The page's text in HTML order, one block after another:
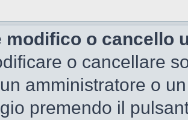
modifico o cancello
o cancellare
amministratore o
premendo il